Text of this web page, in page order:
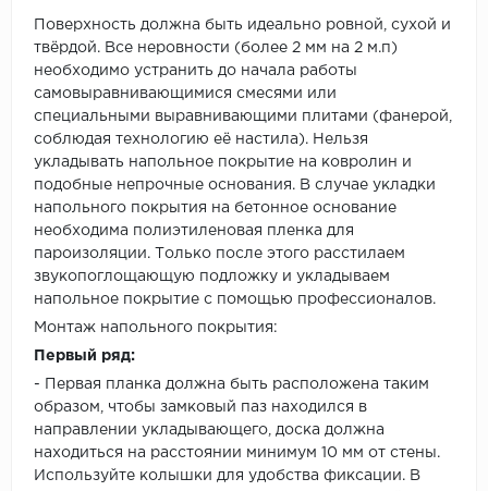
Поверхность должна быть идеально ровной, сухой и
твёрдой. Все неровности (более 2 мм на 2 м.п)
необходимо устранить до начала работы
самовыравнивающимися смесями или
специальными выравнивающими плитами (фанерой,
соблюдая технологию её настила). Нельзя
укладывать напольное покрытие на ковролин и
подобные непрочные основания. В случае укладки
напольного покрытия на бетонное основание
необходима полиэтиленовая пленка для
пароизоляции. Только после этого расстилаем
звукопоглощающую подложку и укладываем
напольное покрытие с помощью профессионалов.
Монтаж напольного покрытия:
Первый ряд:
- Первая планка должна быть расположена таким
образом, чтобы замковый паз находился в
направлении укладывающего, доска должна
находиться на расстоянии минимум 10 мм от стены.
Используйте колышки для удобства фиксации. В